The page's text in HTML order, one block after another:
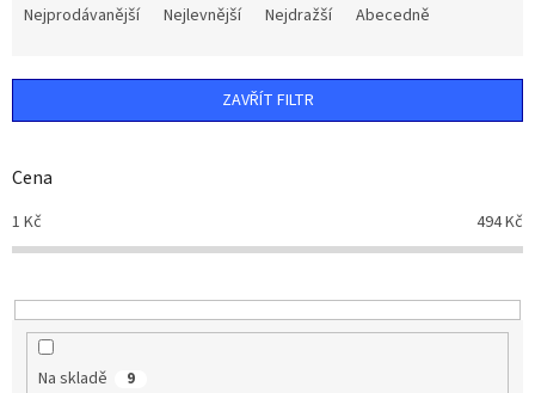
í
r
d
u
t
ů
Nejprodávanější Nejlevnější Nejdražší Abecedně
ZAVŘÍT FILTR
Cena
1 Kč 494Kč
Na skladě 9